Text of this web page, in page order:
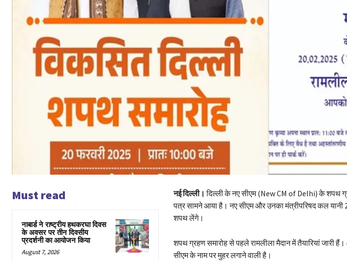
Must read
नाबार्ड ने राष्ट्रीय हथकरघा दिवस
के अवसर पर तीन दिवसीय
प्रदर्शनी का आयोजन किया
August 7, 2026
नई दिल्ली। दिल्ली के नए सीएम (New CM of Delhi) के शपथ
पत्र सामने आया है। नए सीएम और उनका मंत्रीपरिषद कल यानी
शपथ लेंगे।
शपथ ग्रहण समारोह से पहले रामलीला मैदान में तैयारियां जारी
सीएम के नाम पर मुहर लगाने वाली है।